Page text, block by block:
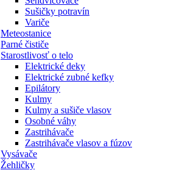
Sušičky potravín
Variče
Meteostanice
Parné čističe
Starostlivosť o telo
Elektrické deky
Elektrické zubné kefky
Epilátory
Kulmy
Kulmy a sušiče vlasov
Osobné váhy
Zastrihávače
Zastrihávače vlasov a fúzov
Vysávače
Žehličky